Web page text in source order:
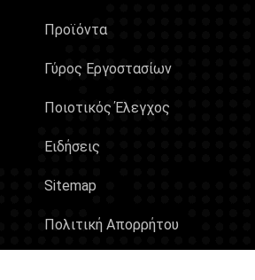
Προϊόντα
Γύρος Εργοστασίων
Ποιοτικός Έλεγχος
Ειδήσεις
Sitemap
Πολιτική Απορρήτου